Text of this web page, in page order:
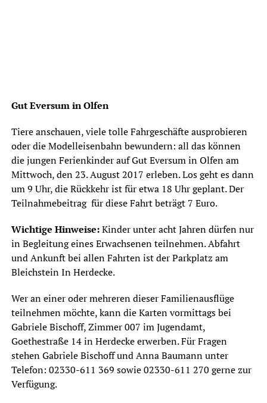
Gut Eversum in Olfen
Tiere anschauen, viele tolle Fahrgeschäfte ausprobieren
oder die Modelleisenbahn bewundern: all das können
die jungen Ferienkinder auf Gut Eversum in Olfen am
Mittwoch, den 23. August 2017 erleben. Los geht es dann
um 9 Uhr, die Rückkehr ist für etwa 18 Uhr geplant. Der
Teilnahmebeitrag für diese Fahrt beträgt 7 Euro.
Wichtige Hinweise:Kinder unter acht Jahren dürfen nur
in Begleitung eines Erwachsenen teilnehmen. Abfahrt
und Ankunft bei allen Fahrten ist der Parkplatz am
Bleichstein In Herdecke.
Wer an einer oder mehreren dieser Familienausflüge
teilnehmen möchte, kann die Karten vormittags bei
Gabriele Bischoff, Zimmer 007 im Jugendamt,
Goethestraße 14 in Herdecke erwerben. Für Fragen
stehen Gabriele Bischoff und Anna Baumann unter
Telefon: 02330-611 369 sowie 02330-611 270 gerne zur
Verfügung.